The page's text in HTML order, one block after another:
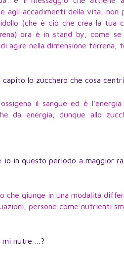
agli accadimenti della vita,
(che è ciò che crea la tua
ora è in stand by, come
agire nella dimensione terrena,
lo zucchero che cosa centri
ossigena il sangue ed è
da energia, dunque allo
in questo periodo a maggior
che giunge in una modalità
persone come nutrienti
mi nutre …?